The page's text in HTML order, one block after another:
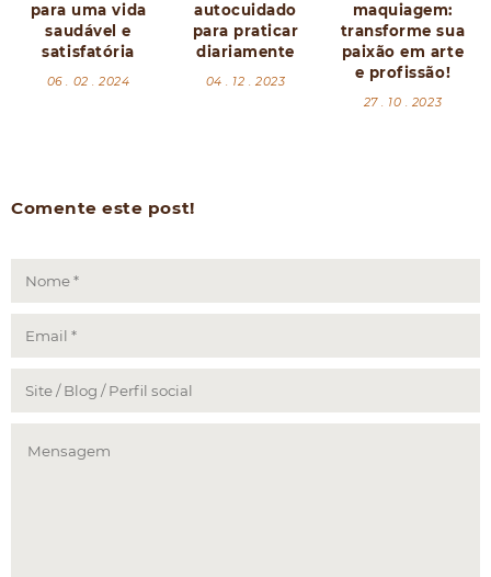
para uma vida
saudável e
satisfatória
06 . 02 . 2024
autocuidado
para praticar
diariamente
04 . 12 . 2023
maquiagem:
transforme sua
paixão em arte
e profissão!
27 . 10 . 2023
Comente este post!